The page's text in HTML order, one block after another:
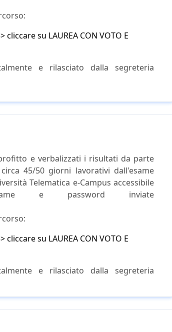
su LAUREA CON VOTO E
e rilasciato dalla segreteria
e verbalizzati i risultati da parte
45/50 giorni lavorativi dall'esame
Telematica e-Campus accessibile
e password inviate
su LAUREA CON VOTO E
e rilasciato dalla segreteria